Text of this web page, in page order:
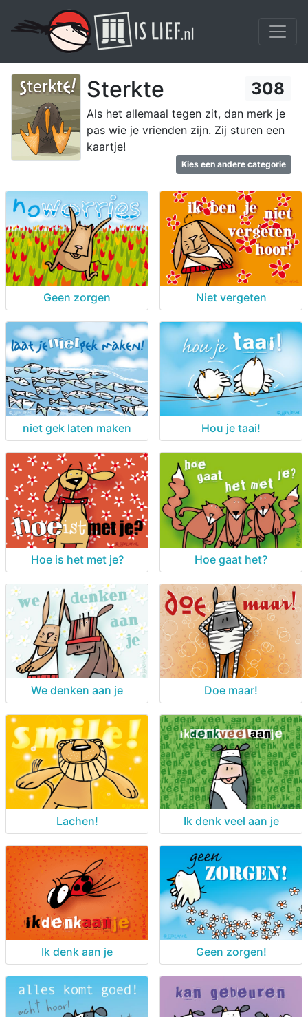
Sterkte 308
Als het allemaal tegen zit, dan merk je
pas wie je vrienden zijn. Zij sturen een
kaartje!
Kies een andere categorie
Geen zorgen Niet vergeten
niet gek laten maken Hou je taai!
Hoe is het met je? Hoe gaat het?
We denken aan je Doe maar!
Lachen! Ik denk veel aan je
Ik denk aan je Geen zorgen!